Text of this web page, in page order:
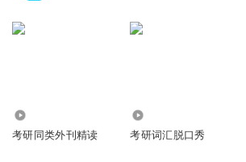
考研同类外刊精读 考研词汇脱口秀